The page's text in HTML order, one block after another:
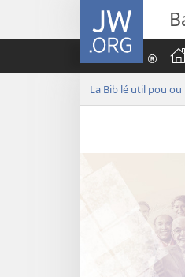
JW.ORG
La Bib lé util pou ou